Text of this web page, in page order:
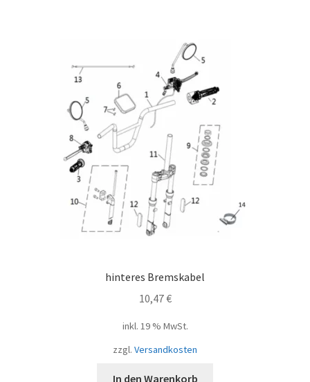
hinteres Bremskabel
10,47€
inkl. 19 % MwSt.
zzgl. Versandkosten
In den Warenkorb